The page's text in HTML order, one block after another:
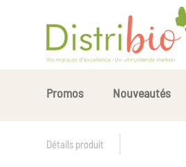
Promos Nouveautés
Détails produit